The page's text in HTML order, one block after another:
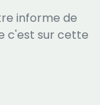
informe de
c'est sur cette